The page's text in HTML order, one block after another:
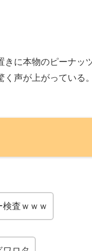
きに本物のピーナッ
く声が上がってい
査ｗｗｗ